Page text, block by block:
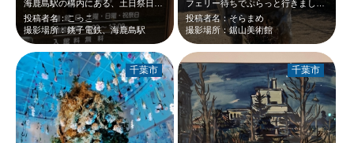
投稿者名：こっこ
撮影場所：銚子電鉄、海鹿島駅
投稿者名：そらまめ
撮影場所：鋸山美術館
千葉市 千葉市